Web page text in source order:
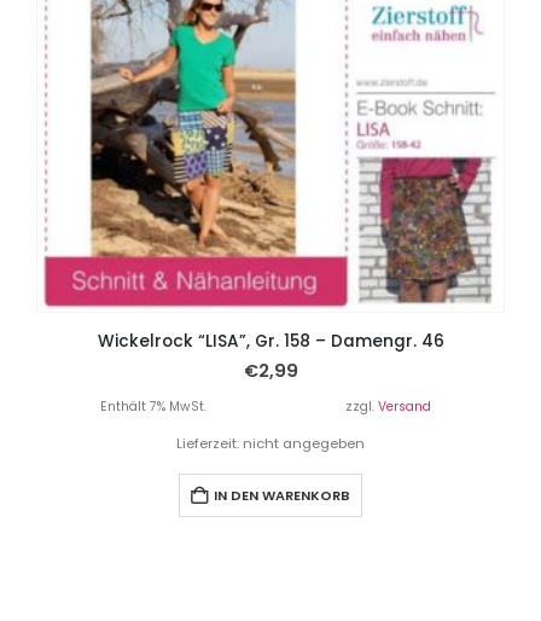
Wickelrock “LISA”, Gr. 158 – Damengr. 46
€2,99
Enthält 7% MwSt. zzgl. Versand
Lieferzeit: nicht angegeben
IN DEN WARENKORB